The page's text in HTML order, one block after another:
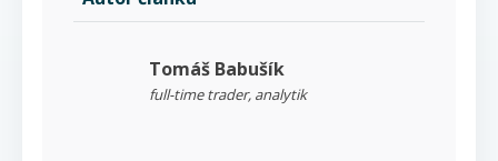
Tomáš Babušík
full-time trader, analytik